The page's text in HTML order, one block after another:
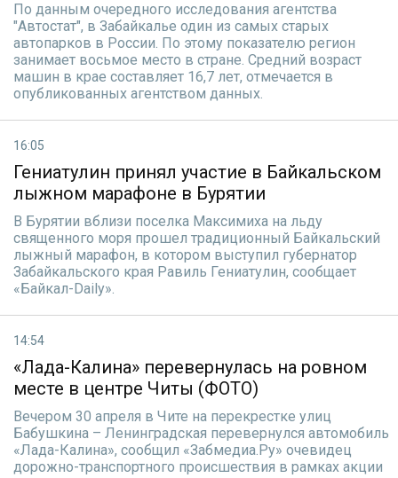
По данным очередного исследования агентства
"Автостат", в Забайкалье один из самых старых
автопарков в России. По этому показателю регион
занимает восьмое место в стране. Средний возраст
машин в крае составляет 16,7 лет, отмечается в
опубликованных агентством данных.
16:05
Гениатулин принял участие в Байкальском
лыжном марафоне в Бурятии
В Бурятии вблизи поселка Максимиха на льду
священного моря прошел традиционный Байкальский
лыжный марафон, в котором выступил губернатор
Забайкальского края Равиль Гениатулин, сообщает
«Байкал-Daily».
14:54
«Лада-Калина» перевернулась на ровном
месте в центре Читы (ФОТО)
Вечером 30 апреля в Чите на перекрестке улиц
Бабушкина – Ленинградская перевернулся автомобиль
«Лада-Калина», сообщил «Забмедиа.Ру» очевидец
дорожно-транспортного происшествия в рамках акции